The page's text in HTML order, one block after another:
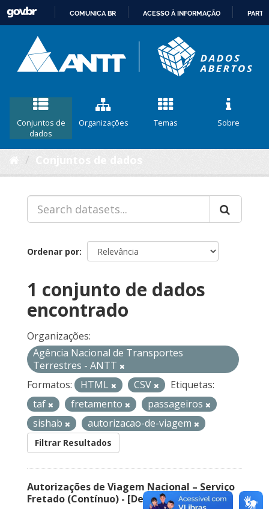
CONTEÚDO
COMUNICA BR ACESSO À INFORMAÇÃO
Conjuntos de
dados
Organizações Temas Sobre
Ordenar por
1 conjunto de dados
encontrado
Organizações:
Agência Nacional de Transportes
Terrestres - ANTT
Formatos:
HTML CSV
Etiquetas:
taf
fretamento
passageiros
sishab
autorizacao-de-viagem
Filtrar Resultados
Autorizações de Viagem Nacional – Serviço
Fretado (Contínuo) - [Descontinuado]